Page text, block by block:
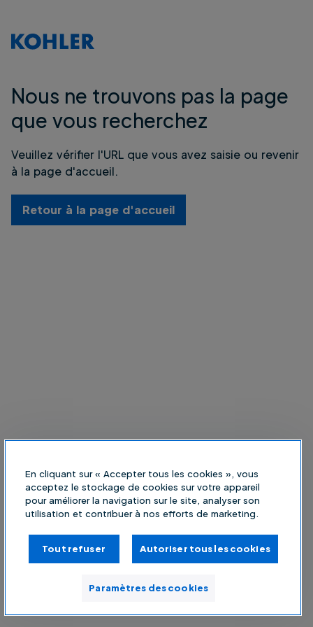
Nous ne trouvons pas la page
que vous recherchez
Veuillez vérifier l'URL que vous avez saisie ou revenir
à la page d'accueil.
Retour à la page d'accueil
En cliquant sur « Accepter tous les cookies », vous
acceptez le stockage de cookies sur votre appareil
pour améliorer la navigation sur le site, analyser son
utilisation et contribuer à nos efforts de marketing.
Tout refuser Autoriser tous les cookies
Paramètres des cookies